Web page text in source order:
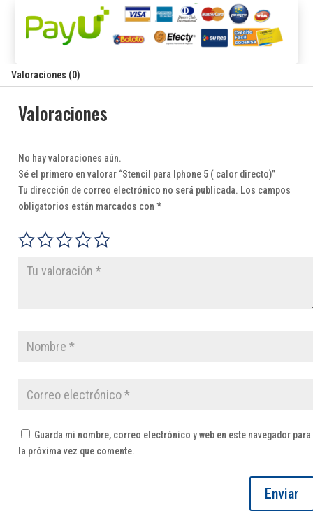
Valoraciones (0)
Valoraciones
No hay valoraciones aún.
Sé el primero en valorar “Stencil para Iphone 5 ( calor directo)”
Tu dirección de correo electrónico no será publicada. Los campos
obligatorios están marcados con *
Guarda mi nombre, correo electrónico y web en este navegador para
la próxima vez que comente.